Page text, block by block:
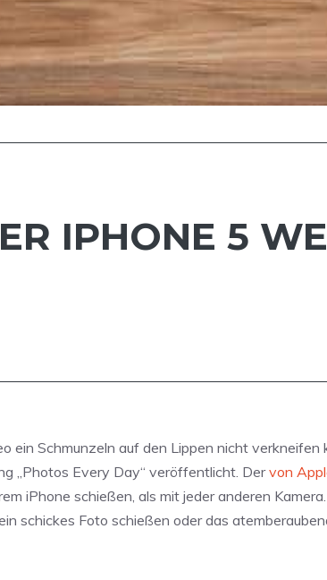
IPHONE 5
ein Schmunzeln auf den Lippen nicht verkneifen
„Photos Every Day“ veröffentlicht. Dervon
iPhone schießen, als mit jeder anderen
schickes Foto schießen oder das